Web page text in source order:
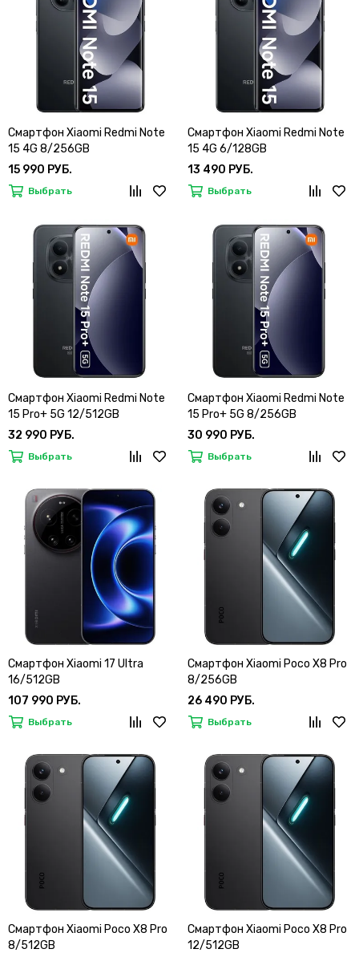
Смартфон Xiaomi Redmi Note
15 4G 8/256GB
15 990 РУБ.
Выбрать
Смартфон Xiaomi Redmi Note
15 4G 6/128GB
13 490 РУБ.
Выбрать
Смартфон Xiaomi Redmi Note
15 Pro+ 5G 12/512GB
32 990 РУБ.
Выбрать
Смартфон Xiaomi Redmi Note
15 Pro+ 5G 8/256GB
30 990 РУБ.
Выбрать
Смартфон Xiaomi 17 Ultra
16/512GB
107 990 РУБ.
Выбрать
Смартфон Xiaomi Poco X8 Pro
8/256GB
26 490 РУБ.
Выбрать
Смартфон Xiaomi Poco X8 Pro
8/512GB
Смартфон Xiaomi Poco X8 Pro
12/512GB